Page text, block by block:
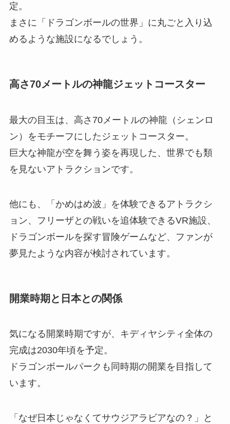
定。
まさに「ドラゴンボールの世界」に丸ごと入り込
めるような施設になるでしょう。
高さ70メートルの神龍ジェットコースター
最大の目玉は、高さ70メートルの神龍（シェンロ
ン）をモチーフにしたジェットコースター。
巨大な神龍が空を舞う姿を再現した、世界でも類
を見ないアトラクションです。
他にも、「かめはめ波」を体験できるアトラクシ
ョン、フリーザとの戦いを追体験できるVR施設、
ドラゴンボールを探す冒険ゲームなど、ファンが
夢見たような内容が検討されています。
開業時期と日本との関係
気になる開業時期ですが、キディヤシティ全体の
完成は2030年頃を予定。
ドラゴンボールパークも同時期の開業を目指して
います。
「なぜ日本じゃなくてサウジアラビアなの？」と